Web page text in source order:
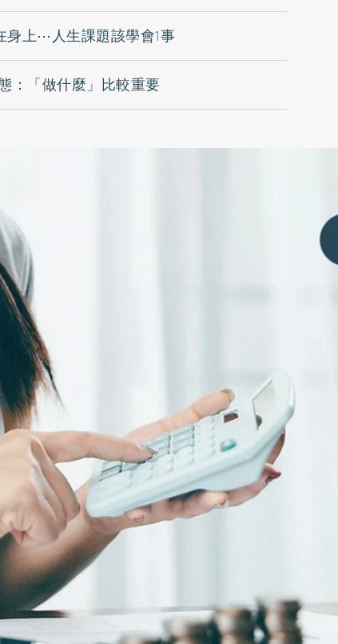
身上⋯人生課題該學會1事
：「做什麼」比較重要